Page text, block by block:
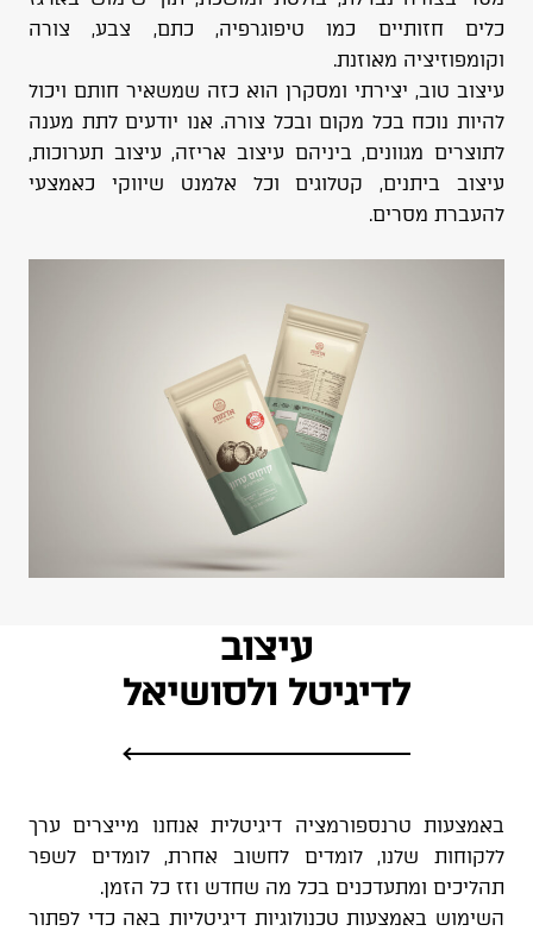
כלים חזותיים כמו טיפוגרפיה, כתם, צבע, צורה
וקומפוזיציה מאוזנת.
עיצוב טוב, יצירתי ומסקרן הוא כזה שמשאיר חותם ויכול
להיות נוכח בכל מקום ובכל צורה. אנו יודעים לתת מענה
לתוצרים מגוונים, ביניהם עיצוב אריזה, עיצוב תערוכות,
עיצוב ביתנים, קטלוגים וכל אלמנט שיווקי כאמצעי
להעברת מסרים.
עיצוב
לדיגיטל ולסושיאל
באמצעות טרנספורמציה דיגיטלית אנחנו מייצרים ערך
ללקוחות שלנו, לומדים לחשוב אחרת, לומדים לשפר
תהליכים ומתעדכנים בכל מה שחדש וזז כל הזמן.
השימוש באמצעות טכנולוגיות דיגיטליות באה כדי לפתור